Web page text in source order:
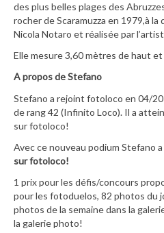
des plus belles plages des
rocher de Scaramuzza en 1979,à la
Nicola Notaro et réalisée par
Elle mesure 3,60 mètres de haut
A propos de Stefano
Stefano a rejoint fotoloco en 04/
de rang 42 (Infinito Loco). Il a
sur fotoloco!
Avec ce nouveau podium Stefano
sur fotoloco!
1 prix pour les défis/concours
pour les fotoduelos, 82 photos du
photos de la semaine dans la
la galerie photo!